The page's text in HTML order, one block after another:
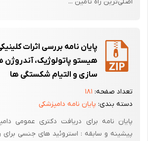
قرار گیرد.
سیستمیک ممکن است منجر به افزایش تحلیل
فک بدون دندان شود(12و13و14).
استئوپورز پس از یائسگی شرایطی است که به
ایجاد می‌شود. عدم وجود استروژن منجر به
مدت زیادی برای درمان استئوپورز پس از یائسگی
و تاثیر آن به طور گسترده‌ای شناخته شده است(15و17و18).
پایان نامه بررسی اثرات
هیستو پاتولوژیک، آندروژن
سازی و التیام شکستگی ها
تعداد صفحه: ۱۸۱
دسته بندی: پایان نامه دامپزشکی
پیشینه و سابقه : استروئید های جنسی